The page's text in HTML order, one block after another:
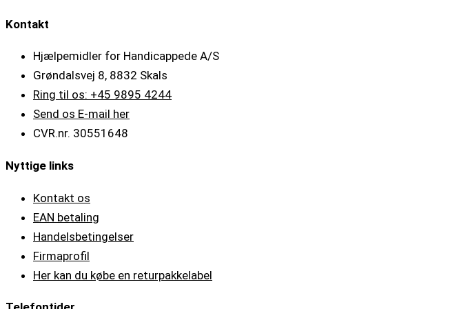
Kontakt
Hjælpemidler for Handicappede A/S
Grøndalsvej 8, 8832 Skals
Ring til os: +45 9895 4244
Send os E-mail her
CVR.nr. 30551648
Nyttige links
Kontakt os
EAN betaling
Handelsbetingelser
Firmaprofil
Her kan du købe en returpakkelabel